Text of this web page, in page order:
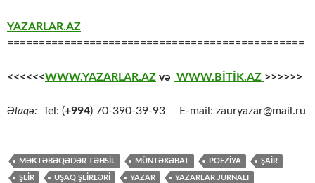
YAZARLAR.AZ
===============================================
<<<<<<WWW.YAZARLAR.AZ və WWW.BİTİK.AZ >>>>>>
Əlaqə: Tel: (+994) 70-390-39-93 E-mail: zauryazar@mail.ru
MƏKTƏBƏQƏDƏR TƏHSİL MÜNTƏXƏBAT POEZİYA ŞAİR
ŞEİR UŞAQ ŞEİRLƏRİ YAZAR YAZARLAR JURNALI